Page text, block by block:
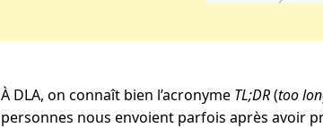
À DLA, on connaît bien l’acronyme TL;DR(too
personnes nous envoient parfois après avoir